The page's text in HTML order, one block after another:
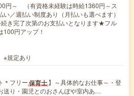
円～ （有資格未経験は時給1360円～ス
／週払い制度あり（月払いも選べます）
き完了次第のお支払いとなります★フル
100円アップ！
規定あり
＊フリー保育士】～具体的なお仕事～・登
送り・園児とのおさんぽや室内あ…